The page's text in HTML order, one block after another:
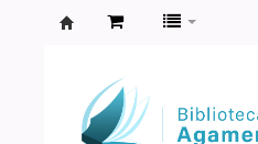
Agamenon
Magalhães